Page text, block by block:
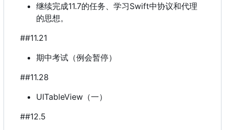
继续完成11.7的任务、学习Swift中协议和代理
的思想。
##11.21
期中考试（例会暂停）
##11.28
UITableView （一）
##12.5